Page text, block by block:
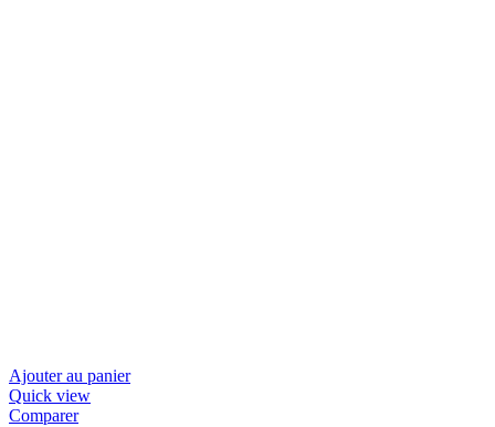
Ajouter au panier
Quick view
Comparer